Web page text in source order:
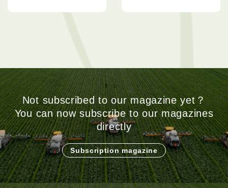
Not subscribed to our magazine yet？
You can now subscribe to our magazines
directly
Subscription magazine